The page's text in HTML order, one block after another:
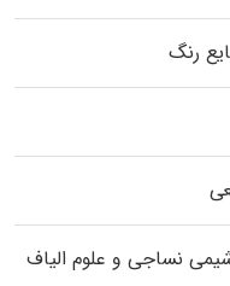
رنگ
نساجی و علوم الیاف